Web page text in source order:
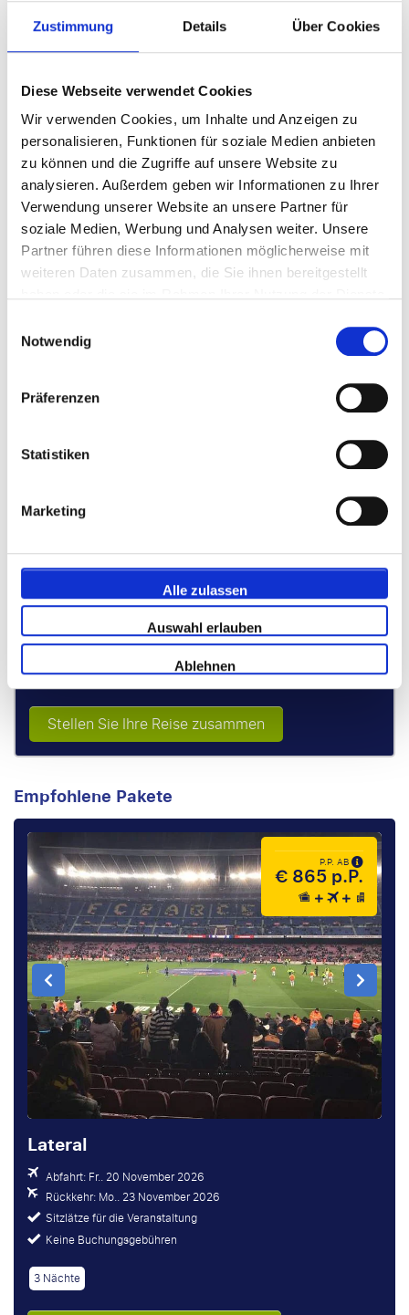
Zustimmung Details Über Cookies
Diese Webseite verwendet Cookies
Wir verwenden Cookies, um Inhalte und Anzeigen zu
personalisieren, Funktionen für soziale Medien anbieten
zu können und die Zugriffe auf unsere Website zu
analysieren. Außerdem geben wir Informationen zu Ihrer
Verwendung unserer Website an unsere Partner für
soziale Medien, Werbung und Analysen weiter. Unsere
Partner führen diese Informationen möglicherweise mit
weiteren Daten zusammen, die Sie ihnen bereitgestellt
Notwendig
Präferenzen
Statistiken
Marketing
Alle zulassen
Auswahl erlauben
Ablehnen
Lateral
2 Nächte
Stellen Sie Ihre Reise zusammen
€ 823 p.P.
Tribuna
Alle Plätze, einschließlich Gruppen – garantierte Sitzplätze
nebeneinander
2 Nächte
Stellen Sie Ihre Reise zusammen
Empfohlene Pakete
P.P. AB
€ 865 p.P.
Lateral
Abfahrt: Fr.. 20 November 2026
Rückkehr: Mo.. 23 November 2026
Sitzlätze für die Veranstaltung
Keine Buchungsgebühren
3 Nächte